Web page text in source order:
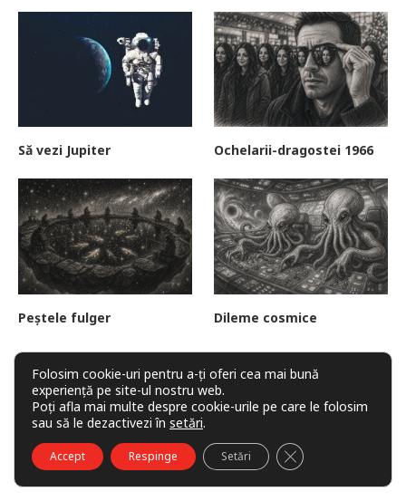
Să vezi Jupiter Ochelarii-dragostei 1966
Peștele fulger Dileme cosmice
FACEBOOK
Folosim cookie-uri pentru a-ți oferi cea mai bună
experiență pe site-ul nostru web.
Poți afla mai multe despre cookie-urile pe care le folosim
sau să le dezactivezi în setări.
Accept Respinge Setări CLOSE GDPR